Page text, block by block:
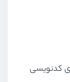
کدنویسی